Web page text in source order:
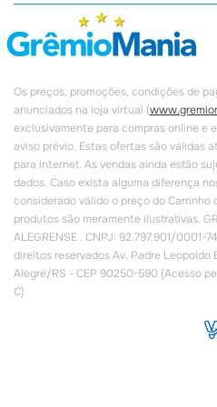
Os preços, promoções, condições de
anunciados na loja virtual (
exclusivamente para compras online e
aviso prévio. Estas ofertas são válidas
para internet. As vendas ainda estão
dados. Caso exista alguma diferença
considerado válido o preço do Carrinho
produtos são meramente ilustrativas.
ALEGRENSE . CNPJ: 92.797.901/
direitos reservados Av. Padre
Alegre/RS - CEP 90250-590 (Acesso
C)